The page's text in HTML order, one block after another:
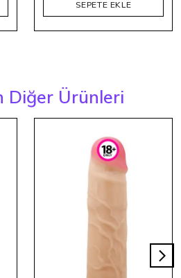
SEPETE EKLE
Diğer Ürünleri